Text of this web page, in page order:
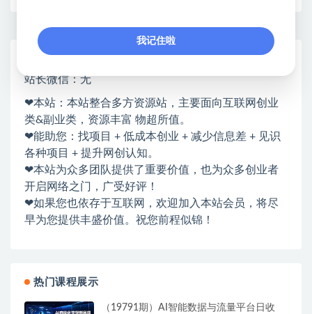
站长微信：无
❤本站：本站整合多方资源站，主要面向互联网创业
类&副业类，资源丰富 物超所值。
❤能助您：找项目 + 低成本创业 + 减少信息差 + 见识
各种项目 + 提升网创认知。
❤本站为众多团队提供了重要价值，也为众多创业者
开启网络之门，广受好评！
❤如果您也依存于互联网，欢迎加入本站会员，将尽
早为您提供丰盛价值。祝您前程似锦！
热门课程展示
（19791期）AI智能数据与流量平台日收
我记住啦